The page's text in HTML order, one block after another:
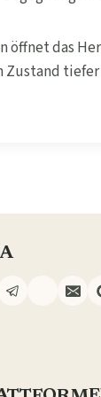
öffnet das
Zustand